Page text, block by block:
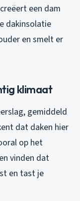
een dam
dakinsolatie
en smelt er
klimaat
gemiddeld
dat daken hier
op het
vinden dat
en tast je